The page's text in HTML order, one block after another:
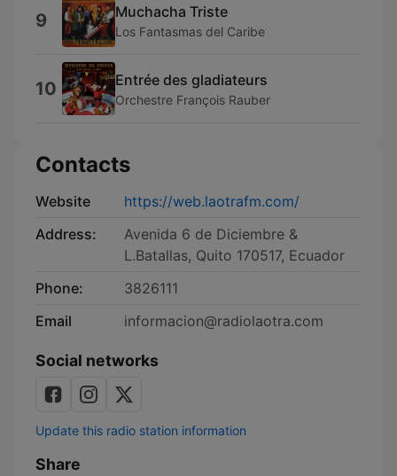
9 Muchacha Triste
Los Fantasmas del Caribe
10 Entrée des gladiateurs
Orchestre François Rauber
Contacts
Website
https://web.laotrafm.com/
Address:
Avenida 6 de Diciembre &
L.Batallas, Quito 170517, Ecuador
Phone:
3826111
Email
informacion@radiolaotra.com
Social networks
Update this radio station information
Share